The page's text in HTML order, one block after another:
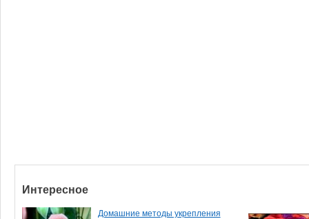
Интересное
Домашние методы укрепления